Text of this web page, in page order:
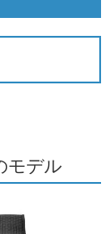
モデル